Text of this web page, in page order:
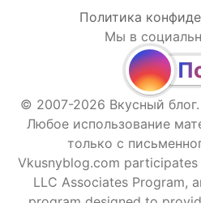
Политика
Мы в
© 2007-2026 Вкусный
Любое использование
только с
Vkusnyblog.com
LLC Associates Program,